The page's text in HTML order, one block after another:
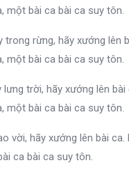
một bài ca bài ca suy tôn.
trong rừng, hãy xướng lên
một bài ca bài ca suy tôn.
lưng trời, hãy xướng lên bài
một bài ca bài ca suy tôn.
vời, hãy xướng lên bài ca.
ca bài ca suy tôn.